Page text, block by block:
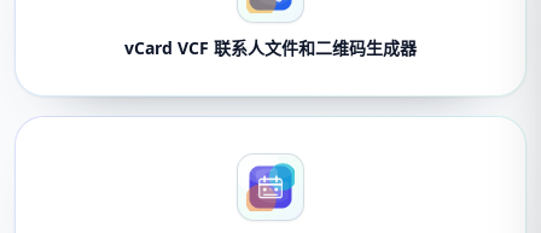
vCard VCF 联系人文件和二维码生成器